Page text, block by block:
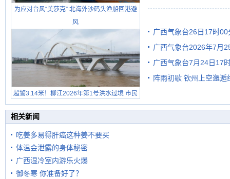
为应对台风“美莎克” 北海外沙码头渔船回港避
风
超警3.14米！柳江2026年第1号洪水过境 市民
在堤岸见证汛况
广西气象台26日17时
广西气象台2026年7月
级预警
广西气象台7月24日17
阵雨初歇 钦州上空邂逅
相关新闻
吃姜多易得肝癌这种姜不要买
体温会泄露的身体秘密
广西湿冷室内游乐火爆
御冬寒 你准备好了？